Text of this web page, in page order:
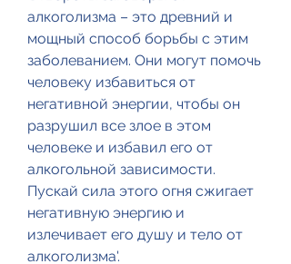
алкоголизма – это древний и
мощный способ борьбы с этим
заболеванием. Они могут помочь
человеку избавиться от
негативной энергии, чтобы он
разрушил все злое в этом
человеке и избавил его от
алкогольной зависимости.
Пускай сила этого огня сжигает
негативную энергию и
излечивает его душу и тело от
алкоголизма'.